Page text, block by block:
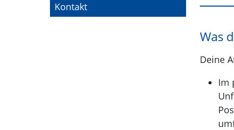
Kontakt
Was
Deine
Im